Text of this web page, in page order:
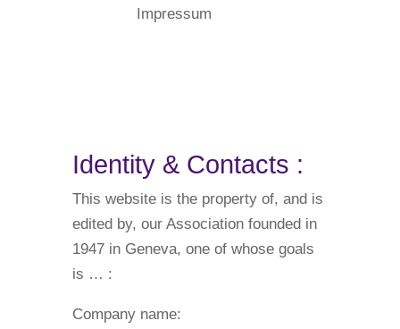
Impressum
Identity & Contacts :
This website is the property of, and is
edited by, our Association founded in
1947 in Geneva, one of whose goals
is … :
Company name: